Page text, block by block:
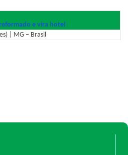
e vira hotel
| MG – Brasil